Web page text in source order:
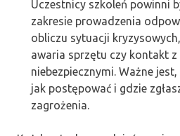
Uczestnicy szkoleń powinni
zakresie prowadzenia
obliczu sytuacji
awaria sprzętu czy kontakt
niebezpiecznymi. Ważne
jak postępować i gdzie
zagrożenia.